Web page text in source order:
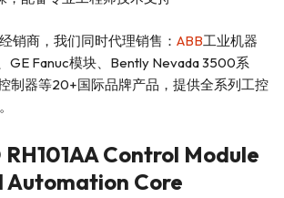
销商，我们同时代理销售： ABB工业机器
GE Fanuc模块、Bently Nevada 3500系
制器等20+国际品牌产品，提供全系列工控
Control Module
Automation Core